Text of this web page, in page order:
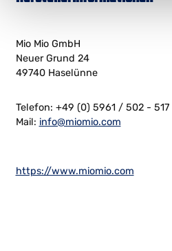
Mio Mio GmbH
Neuer Grund 24
49740 Haselünne
Telefon: +49 (0) 5961 / 502 - 517
Mail: info@miomio.com
https://www.miomio.com